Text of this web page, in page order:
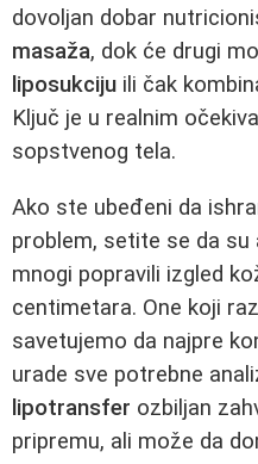
dovoljan dobar
masaža, dok će drugi
liposukciju ili čak
Ključ je u realnim
sopstvenog tela.
Ako ste ubeđeni da
problem, setite se da su
mnogi popravili izgled
centimetara. One koji
savetujemo da najpre
urade sve potrebne
lipotransfer ozbiljan
pripremu, ali može da